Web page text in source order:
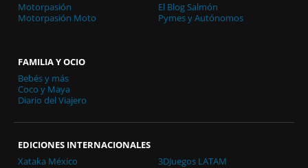
Motorpasión
Motorpasión Moto
El Blog Salmón
Pymes y Autónomos
FAMILIA Y OCIO
Bebés y más
Coco y Maya
Diario del Viajero
EDICIONES INTERNACIONALES
Xataka México
3DJuegos LATAM